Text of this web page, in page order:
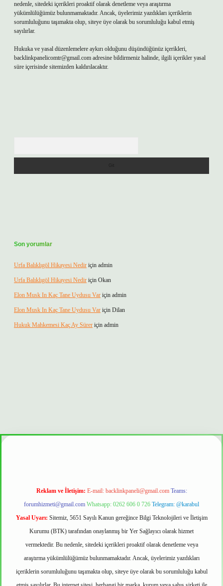
nedenle, sitedeki içerikleri proaktif olarak denetleme veya araştırma
yükümlülüğümüz bulunmamaktadır. Ancak, üyelerimiz yazdıkları içeriklerin
sorumluluğunu taşımakta olup, siteye üye olarak bu sorumluluğu kabul etmiş
sayılırlar.
Hukuka ve yasal düzenlemelere aykırı olduğunu düşündüğünüz içerikleri,
backlinkpanelicomtr@gmail.com adresine bildirmeniz halinde, ilgili içerikler yasal
süre içerisinde sitemizden kaldırılacaktır.
Son yorumlar
Urfa Balıklıgöl Hikayesi Nedir için admin
Urfa Balıklıgöl Hikayesi Nedir için Okan
Elon Musk In Kaç Tane Uydusu Var için admin
Elon Musk In Kaç Tane Uydusu Var için Dilan
Hukuk Mahkemesi Kaç Ay Sürer için admin
güvenilir mi
Reklam ve İletişim: E-mail: backlinkpaneli@gmail.com Teams:
forumhizmeti@gmail.com Whatsapp: 0262 606 0 726 Telegram: @karabul
Yasal Uyarı: Sitemiz, 5651 Sayılı Kanun gereğince Bilgi Teknolojileri ve İletişim
Kurumu (BTK) tarafından onaylanmış bir Yer Sağlayıcı olarak hizmet
vermektedir. Bu nedenle, sitedeki içerikleri proaktif olarak denetleme veya
araştırma yükümlülüğümüz bulunmamaktadır. Ancak, üyelerimiz yazdıkları
içeriklerin sorumluluğunu taşımakta olup, siteye üye olarak bu sorumluluğu kabul